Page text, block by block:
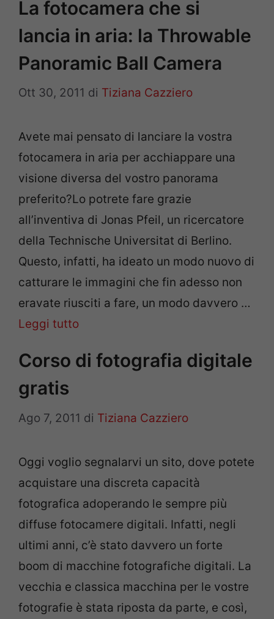
La fotocamera che si
lancia in aria: la Throwable
Panoramic Ball Camera
Ott 30, 2011 di Tiziana Cazziero
Avete mai pensato di lanciare la vostra
fotocamera in aria per acchiappare una
visione diversa del vostro panorama
preferito?Lo potrete fare grazie
all’inventiva di Jonas Pfeil, un ricercatore
della Technische Universitat di Berlino.
Questo, infatti, ha ideato un modo nuovo di
catturare le immagini che fin adesso non
eravate riusciti a fare, un modo davvero …
Leggi tutto
Corso di fotografia digitale
gratis
Ago 7, 2011 di Tiziana Cazziero
Oggi voglio segnalarvi un sito, dove potete
acquistare una discreta capacità
fotografica adoperando le sempre più
diffuse fotocamere digitali. Infatti, negli
ultimi anni, c’è stato davvero un forte
boom di macchine fotografiche digitali. La
vecchia e classica macchina per le vostre
fotografie è stata riposta da parte, e così,